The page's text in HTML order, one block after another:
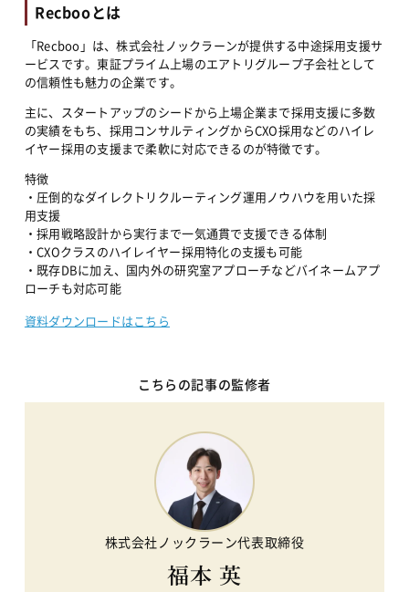
Recbooとは
「Recboo」は、株式会社ノックラーンが提供する中途採用支援サ
ービスです。東証プライム上場のエアトリグループ子会社として
の信頼性も魅力の企業です。
主に、スタートアップのシードから上場企業まで採用支援に多数
の実績をもち、採用コンサルティングからCXO採用などのハイレ
イヤー採用の支援まで柔軟に対応できるのが特徴です。
特徴
・圧倒的なダイレクトリクルーティング運用ノウハウを用いた採
用支援
・採用戦略設計から実行まで一気通貫で支援できる体制
・CXOクラスのハイレイヤー採用特化の支援も可能
・既存DBに加え、国内外の研究室アプローチなどバイネームアプ
ローチも対応可能
資料ダウンロードはこちら
こちらの記事の監修者
株式会社ノックラーン代表取締役
福本 英